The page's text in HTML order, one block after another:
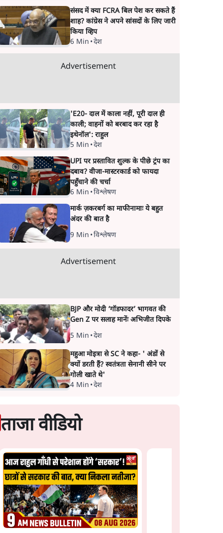
संसद में क्या FCRA बिल पेश कर सकते हैं
शाह? कांग्रेस ने अपने सांसदों के लिए जारी
किया व्हिप
6 Min •देश
Advertisement
'E20- दाल में काला नहीं, पूरी दाल ही
काली; वाहनों को बरबाद कर रहा है
इथेनॉल': राहुल
5 Min •देश
UPI पर प्रस्तावित शुल्क के पीछे ट्रंप का
दबाव? वीजा-मास्टरकार्ड को फायदा
पहुँचाने की चर्चा
6 Min •विश्लेषण
मार्क ज़करबर्ग का माफीनामाः ये बहुत
अंदर की बात है
9 Min •विश्लेषण
Advertisement
BJP और मोदी ‘गॉडफादर’ भागवत की
Gen Z पर सलाह मानेंः अभिजीत दिपके
5 Min •देश
महुआ मोइत्रा से SC ने कहा- ' अंडों से
क्यों डरती हैं? स्वतंत्रता सेनानी सीने पर
गोली खाते थे'
4 Min •देश
ताजा वीडियो